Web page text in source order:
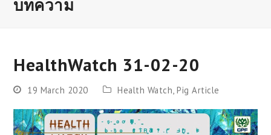
บทความ
HealthWatch 31-02-20
19 March 2020 Health Watch ,Pig Article